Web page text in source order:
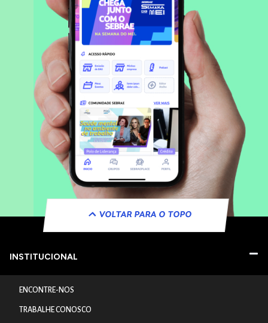
VOLTAR PARA O TOPO
INSTITUCIONAL
ENCONTRE-NOS
TRABALHE CONOSCO